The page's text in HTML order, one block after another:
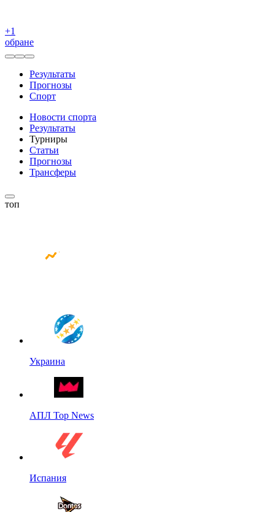
+1
обране
Результаты
Прогнозы
Спорт
Новости спорта
Результаты
Турниры
Статьи
Прогнозы
Трансферы
топ
Украина
АПЛ Top News
Испания